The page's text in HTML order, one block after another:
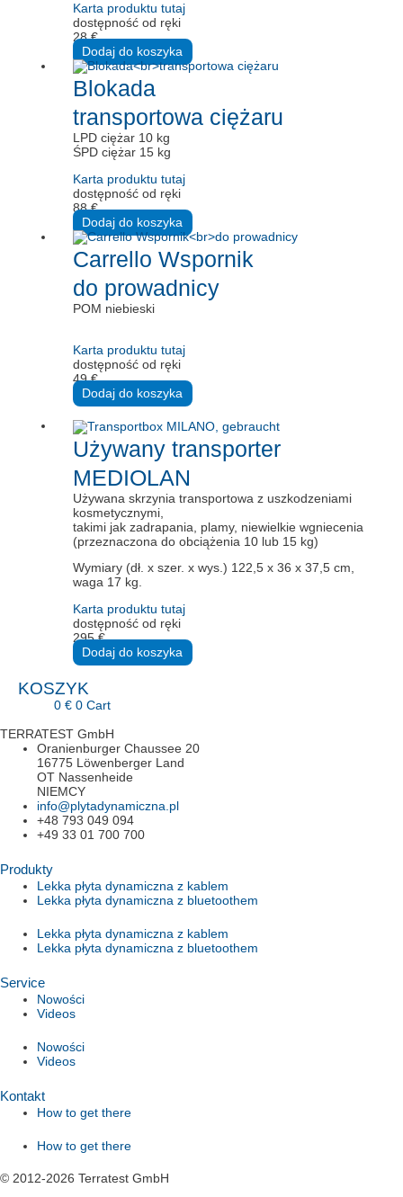
Karta produktu tutaj
dostępność od ręki
28€
Dodaj do koszyka
Blokada
transportowa ciężaru
LPD ciężar 10 kg
ŚPD ciężar 15 kg
Karta produktu tutaj
dostępność od ręki
88€
Dodaj do koszyka
Carrello Wspornik
do prowadnicy
POM niebieski
Karta produktu tutaj
dostępność od ręki
49€
Dodaj do koszyka
Używany transporter
MEDIOLAN
Używana skrzynia transportowa z uszkodzeniami
kosmetycznymi,
takimi jak zadrapania, plamy, niewielkie wgniecenia
(przeznaczona do obciążenia 10 lub 15 kg)
Wymiary (dł. x szer. x wys.) 122,5 x 36 x 37,5 cm,
waga 17 kg.
Karta produktu tutaj
dostępność od ręki
295€
Dodaj do koszyka
KOSZYK
0 € 0 Cart
TERRATEST GmbH
Oranienburger Chaussee 20
16775 Löwenberger Land
OT Nassenheide
NIEMCY
info@plytadynamiczna.pl
+48 793 049 094
+49 33 01 700 700
Produkty
Lekka płyta dynamiczna z kablem
Lekka płyta dynamiczna z bluetoothem
Lekka płyta dynamiczna z kablem
Lekka płyta dynamiczna z bluetoothem
Service
Nowości
Videos
Nowości
Videos
Kontakt
How to get there
How to get there
© 2012-2026 Terratest GmbH